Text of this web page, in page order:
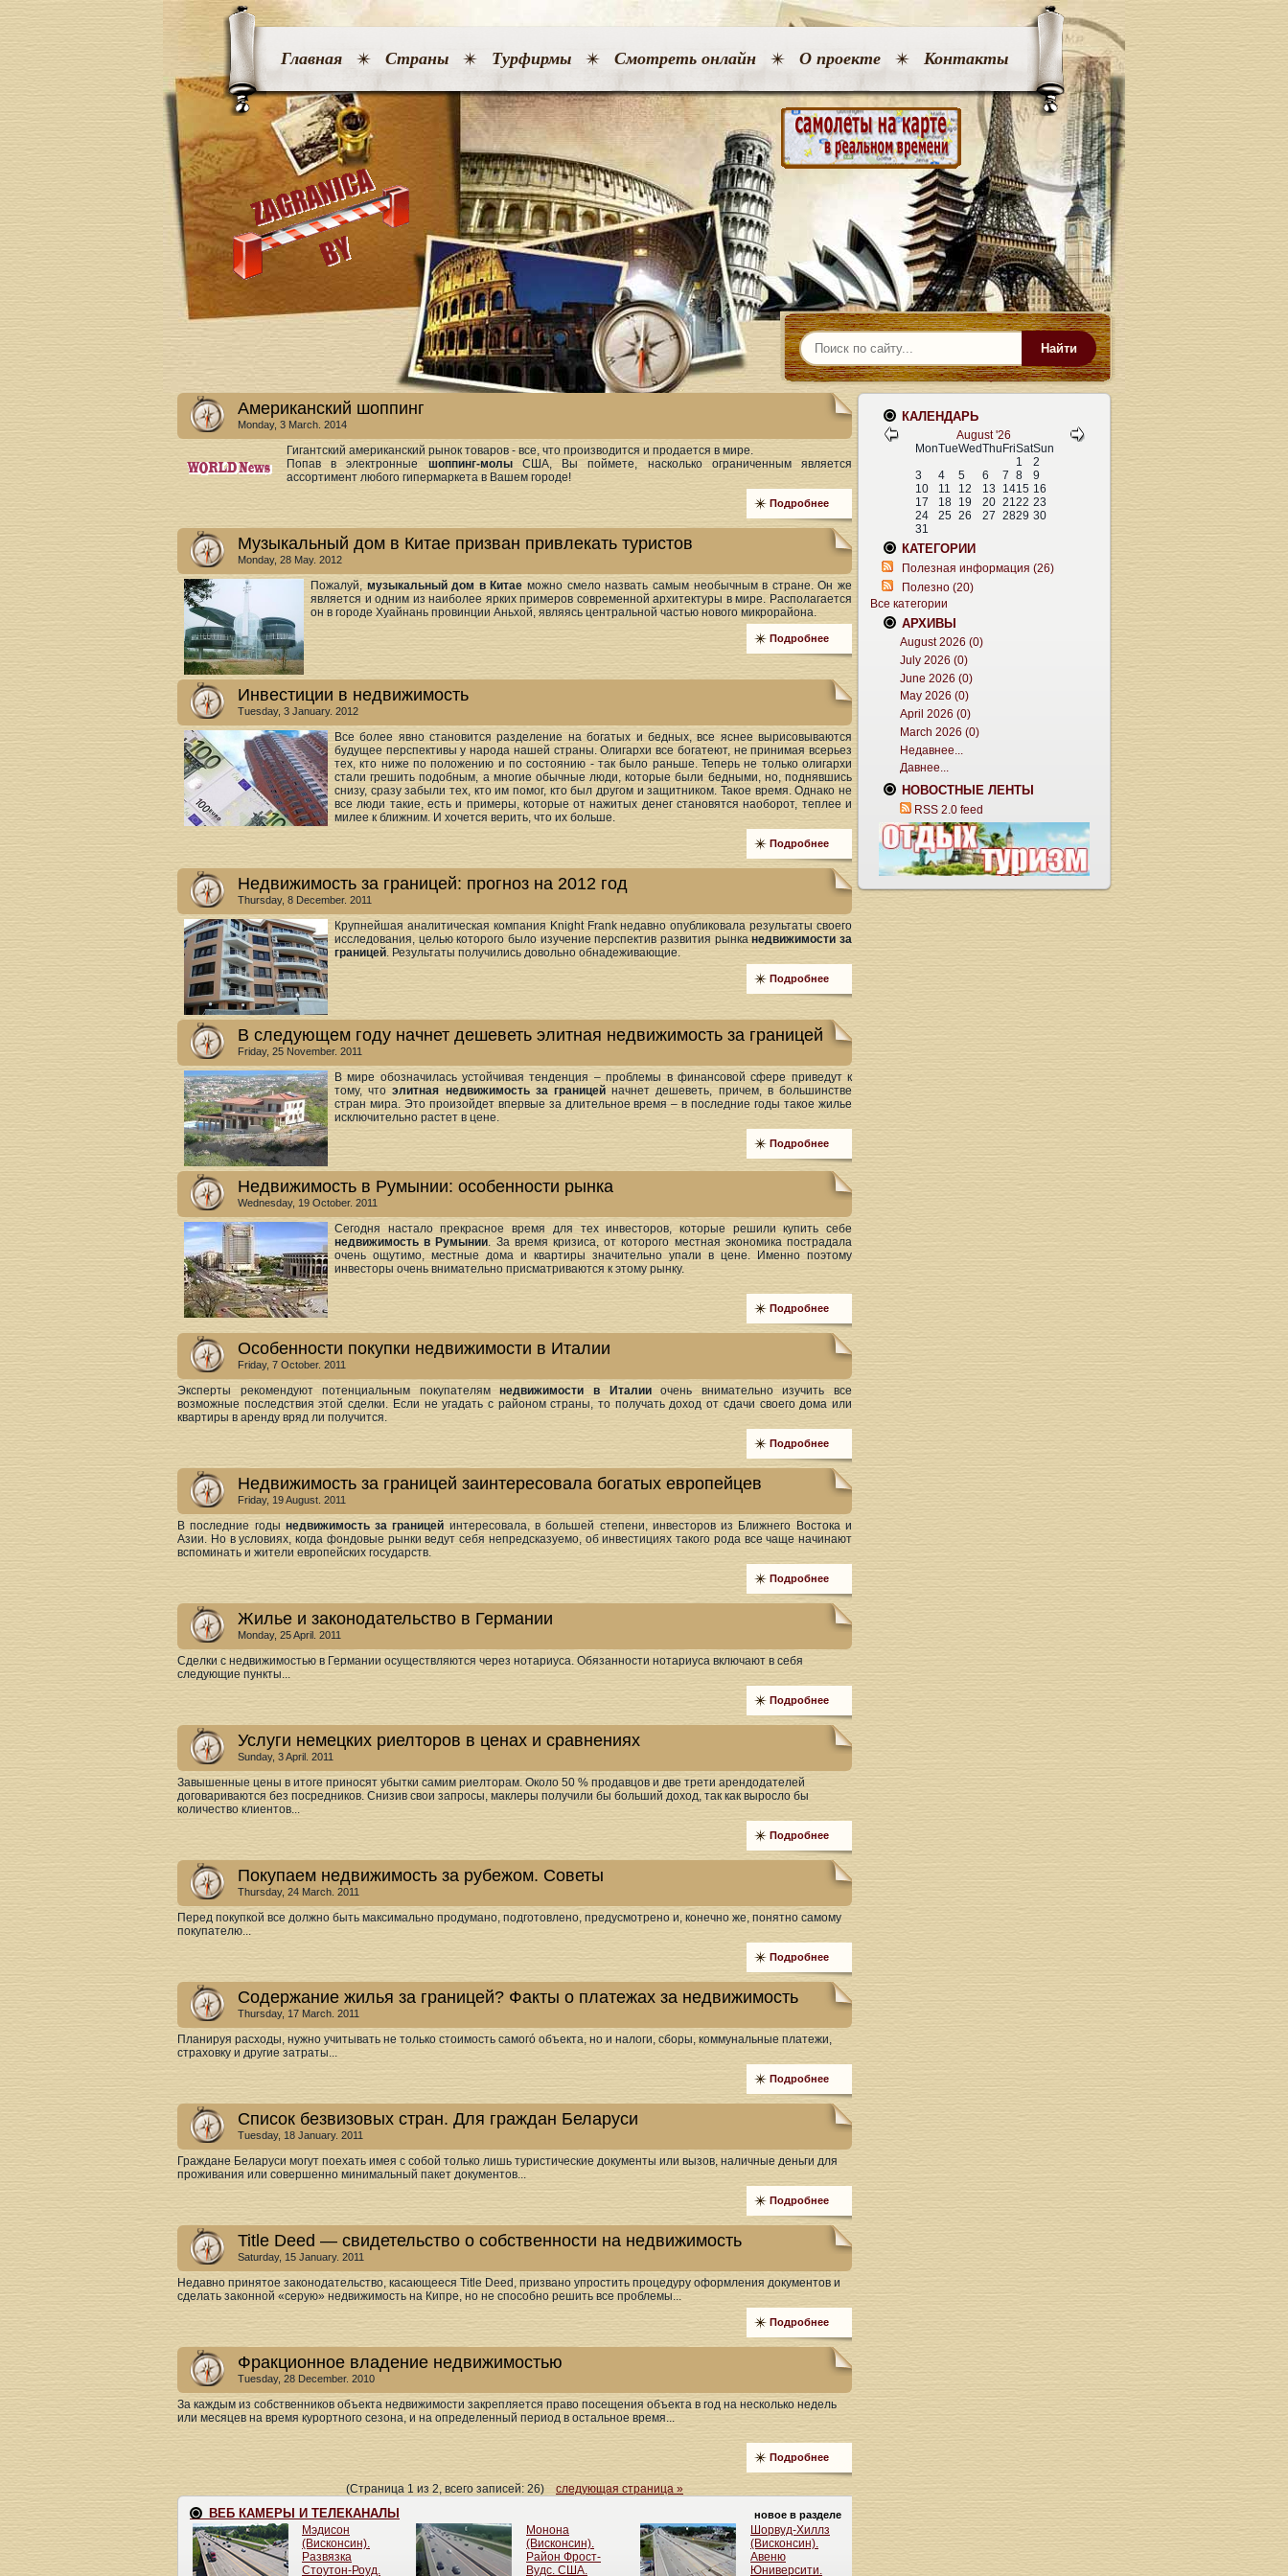
Главная Страны Турфирмы Смотреть онлайн О проекте Контакты
Найти
Американский шоппинг
Monday, 3 March. 2014
Гигантский американский рынок товаров - все, что производится и продается в мире.
Попав в электронные шоппинг-молыСША, Вы поймете, насколько ограниченным является
ассортимент любого гипермаркета в Вашем городе!
Подробнее
Музыкальный дом в Китае призван привлекать туристов
Monday, 28 May. 2012
Пожалуй, музыкальный дом в Китае можно смело назвать самым необычным в стране. Он же
является и одним из наиболее ярких примеров современной архитектуры в мире. Располагается
он в городе Хуайнань провинции Аньхой, являясь центральной частью нового микрорайона.
Подробнее
Инвестиции в недвижимость
Tuesday, 3 January. 2012
Все более явно становится разделение на богатых и бедных, все яснее вырисовываются
будущее перспективы у народа нашей страны. Олигархи все богатеют, не принимая всерьез
тех, кто ниже по положению и по состоянию - так было раньше. Теперь не только олигархи
стали грешить подобным, а многие обычные люди, которые были бедными, но, поднявшись
снизу, сразу забыли тех, кто им помог, кто был другом и защитником. Такое время. Однако не
все люди такие, есть и примеры, которые от нажитых денег становятся наоборот, теплее и
милее к ближним. И хочется верить, что их больше.
Подробнее
Недвижимость за границей: прогноз на 2012 год
Thursday, 8 December. 2011
Крупнейшая аналитическая компания Knight Frank недавно опубликовала результаты своего
исследования, целью которого было изучение перспектив развития рынканедвижимости за
границей. Результаты получились довольно обнадеживающие.
Подробнее
В следующем году начнет дешеветь элитная недвижимость за границей
Friday, 25 November. 2011
В мире обозначилась устойчивая тенденция – проблемы в финансовой сфере приведут к
тому, чтоэлитная недвижимость за границей начнет дешеветь, причем, в большинстве
стран мира. Это произойдет впервые за длительное время – в последние годы такое жилье
исключительно растет в цене.
Подробнее
Недвижимость в Румынии: особенности рынка
Wednesday, 19 October. 2011
Сегодня настало прекрасное время для тех инвесторов, которые решили купить себе
недвижимость в Румынии. За время кризиса, от которого местная экономика пострадала
очень ощутимо, местные дома и квартиры значительно упали в цене. Именно поэтому
инвесторы очень внимательно присматриваются к этому рынку.
Подробнее
Особенности покупки недвижимости в Италии
Friday, 7 October. 2011
Эксперты рекомендуют потенциальным покупателямнедвижимости в Италииочень внимательно изучить все
возможные последствия этой сделки. Если не угадать с районом страны, то получать доход от сдачи своего дома или
квартиры в аренду вряд ли получится.
Подробнее
Недвижимость за границей заинтересовала богатых европейцев
Friday, 19 August. 2011
В последние годы недвижимость за границей интересовала, в большей степени, инвесторов из Ближнего Востока и
Азии. Но в условиях, когда фондовые рынки ведут себя непредсказуемо, об инвестициях такого рода все чаще начинают
вспоминать и жители европейских государств.
Подробнее
Жилье и законодательство в Германии
Monday, 25 April. 2011
Сделки с недвижимостью в Германии осуществляются через нотариуса. Обязанности нотариуса включают в себя
следующие пункты...
Подробнее
Услуги немецких риелторов в ценах и сравнениях
Sunday, 3 April. 2011
Завышенные цены в итоге приносят убытки самим риелторам. Около 50 % продавцов и две трети арендодателей
договариваются без посредников. Снизив свои запросы, маклеры получили бы больший доход, так как выросло бы
количество клиентов...
Подробнее
Покупаем недвижимость за рубежом. Советы
Thursday, 24 March. 2011
Перед покупкой все должно быть максимально продумано, подготовлено, предусмотрено и, конечно же, понятно самому
покупателю...
Подробнее
Содержание жилья за границей? Факты о платежах за недвижимость
Thursday, 17 March. 2011
Планируя расходы, нужно учитывать не только стоимость самогó объекта, но и налоги, сборы, коммунальные платежи,
страховку и другие затраты...
Подробнее
Список безвизовых стран. Для граждан Беларуси
Tuesday, 18 January. 2011
Граждане Беларуси могут поехать имея с собой только лишь туристические документы или вызов, наличные деньги для
проживания или совершенно минимальный пакет документов...
Подробнее
Title Deed — свидетельство о собственности на недвижимость
Saturday, 15 January. 2011
Недавно принятое законодательство, касающееся Title Deed, призвано упростить процедуру оформления документов и
сделать законной «серую» недвижимость на Кипре, но не способно решить все проблемы...
Подробнее
Фракционное владение недвижимостью
Tuesday, 28 December. 2010
За каждым из собственников объекта недвижимости закрепляется право посещения объекта в год на несколько недель
или месяцев на время курортного сезона, и на определенный период в остальное время...
Подробнее
(Страница 1 из 2, всего записей: 26) следующая страница »
КАЛЕНДАРЬ
August '26
MonTueWedThu FriSatSun
1
2
3
4 5 6 7 8
9
10
11 12 13 1415 16
17
18 19 20 2122 23
24
25 26 27 2829 30
31
КАТЕГОРИИ
Полезная информация (26)
Полезно (20)
Все категории
АРХИВЫ
August 2026 (0)
July 2026 (0)
June 2026 (0)
May 2026 (0)
April 2026 (0)
March 2026 (0)
Недавнее...
Давнее...
НОВОСТНЫЕ ЛЕНТЫ
RSS 2.0 feed